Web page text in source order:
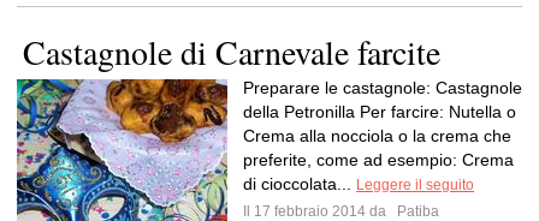
Castagnole di Carnevale farcite
Preparare le castagnole: Castagnole
della Petronilla Per farcire: Nutella o
Crema alla nocciola o la crema che
preferite, come ad esempio: Crema
di cioccolata...
Leggere il seguito
Il 17 febbraio 2014 da
Patiba